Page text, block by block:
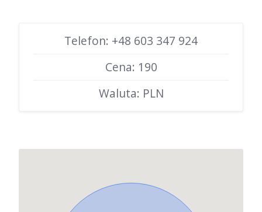
Telefon: +48 603 347 924
Cena: 190
Waluta: PLN